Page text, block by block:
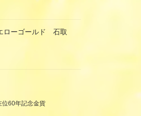
ーゴールド 石取
位60年記念金貨